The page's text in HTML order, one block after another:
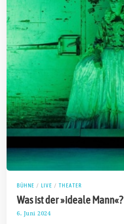
BÜHNE / LIVE / THEATER
Was ist der »ideale Mann«?
6. Juni 2024